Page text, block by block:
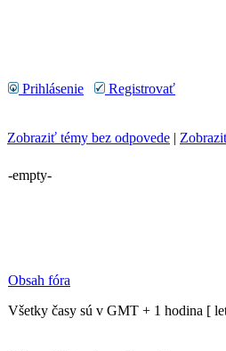
Prihlásenie Registrovať
Zobraziť témy bez odpovede |
-empty-
Obsah fóra
Všetky časy sú v GMT + 1 hodina [